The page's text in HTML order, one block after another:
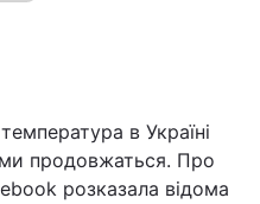
в Україні
продовжаться. Про
розказала відома